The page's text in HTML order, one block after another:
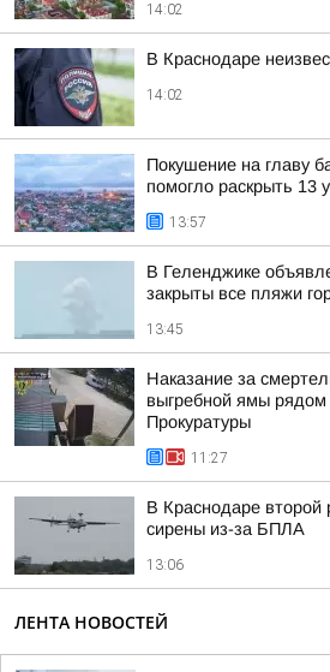
14:02
В Краснодаре
14:02
Покушение на главу
помогло раскрыть 13
13:57
В Геленджике
закрыты все пляжи
13:45
Наказание за
выгребной ямы
Прокуратуры
11:27
В Краснодаре второй
сирены из-за БПЛА
13:06
ЛЕНТА НОВОСТЕЙ